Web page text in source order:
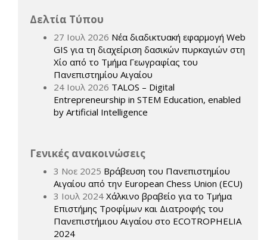
Δελτία Τύπου
27 Ιουλ 2026 Νέα διαδικτυακή εφαρμογή Web
GIS για τη διαχείριση δασικών πυρκαγιών στη
Χίο από το Τμήμα Γεωγραφίας του
Πανεπιστημίου Αιγαίου
24 Ιουλ 2026 TALOS – Digital
Entrepreneurship in STEM Education, enabled
by Artificial Intelligence
Γενικές ανακοινώσεις
3 Νοε 2025 Βράβευση του Πανεπιστημίου
Αιγαίου από την European Chess Union (ECU)
3 Ιουλ 2024 Χάλκινο βραβείο για το Τμήμα
Επιστήμης Τροφίμων και Διατροφής του
Πανεπιστήμιου Αιγαίου στο ECOTROPHELIA
2024